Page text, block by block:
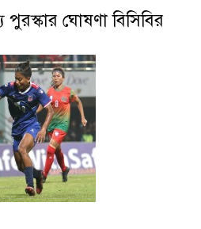
ঘোষণা বিসিবির